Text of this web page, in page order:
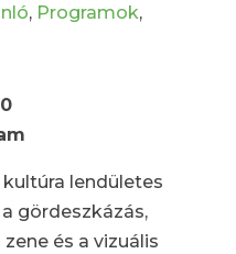
, Programok,
lendületes
gördeszkázás,
és a vizuális